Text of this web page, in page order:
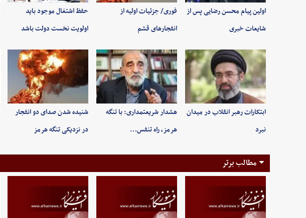
اولین پیام محسن رضایی پس از
شایعات خبری
فوری/ جزئیات اولیه از
انفجارهای قشم
حفظ اشتغال موجود باید
اولویت نخست دولت باشد
ابتکارات رهبر انقلاب در میدان
نبرد
هشدار شریعتمداری: با تنگه
هرمز، راه تنفس…
شنیده شدن صدای دو انفجار
در نزدیکی تنگه هرمز
مطالب برتر